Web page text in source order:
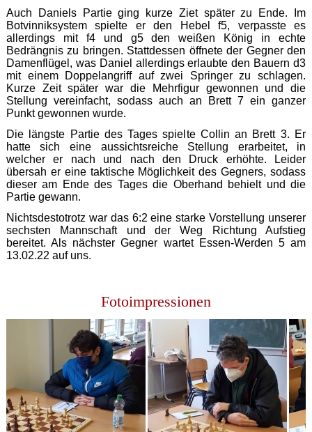
Auch Daniels Partie ging kurze Ziet später zu Ende. Im
Botvinniksystem spielte er den Hebel f5, verpasste es
allerdings mit f4 und g5 den weißen König in echte
Bedrängnis zu bringen. Stattdessen öffnete der Gegner den
Damenflügel, was Daniel allerdings erlaubte den Bauern d3
mit einem Doppelangriff auf zwei Springer zu schlagen.
Kurze Zeit später war die Mehrfigur gewonnen und die
Stellung vereinfacht, sodass auch an Brett 7 ein ganzer
Punkt gewonnen wurde.
Die längste Partie des Tages spielte Collin an Brett 3. Er
hatte sich eine aussichtsreiche Stellung erarbeitet, in
welcher er nach und nach den Druck erhöhte. Leider
übersah er eine taktische Möglichkeit des Gegners, sodass
dieser am Ende des Tages die Oberhand behielt und die
Partie gewann.
Nichtsdestotrotz war das 6:2 eine starke Vorstellung unserer
sechsten Mannschaft und der Weg Richtung Aufstieg
bereitet. Als nächster Gegner wartet Essen-Werden 5 am
13.02.22 auf uns.
Fotoimpressionen